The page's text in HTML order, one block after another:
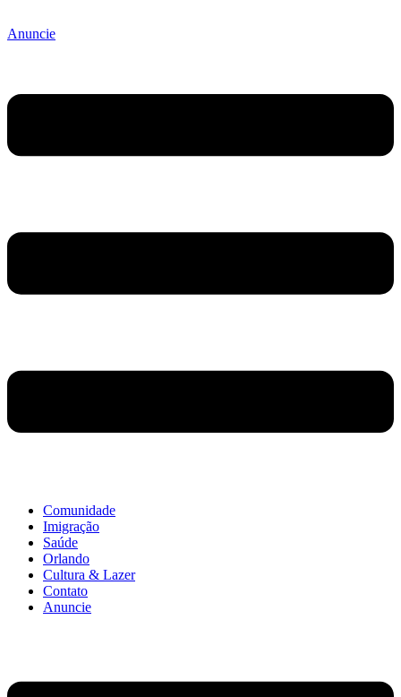
Anuncie
Comunidade
Imigração
Saúde
Orlando
Cultura & Lazer
Contato
Anuncie